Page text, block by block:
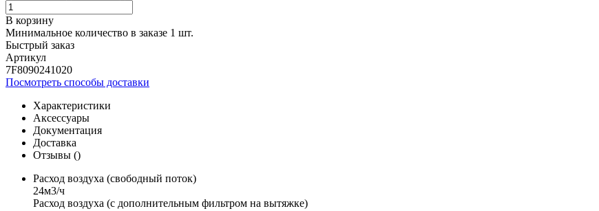
В корзину
Минимальное количество в заказе 1 шт.
Быстрый заказ
Артикул
7F8090241020
Посмотреть способы доставки
Характеристики
Аксессуары
Документация
Доставка
Отзывы ()
Расход воздуха (свободный поток)
24м3/ч
Расход воздуха (с дополнительным фильтром на вытяжке)